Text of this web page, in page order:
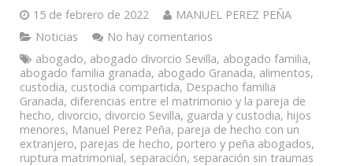
15 de febrero de 2022
MANUEL PEREZ PEÑA
Noticias
No hay comentarios
abogado, abogado divorcio Sevilla, abogado familia,
abogado familia granada, abogado Granada, alimentos,
custodia, custodia compartida, Despacho familia
Granada, diferencias entre el matrimonio y la pareja de
hecho, divorcio, divorcio Sevilla, guarda y custodia, hijos
menores, Manuel Perez Peña, pareja de hecho con un
extranjero, parejas de hecho, portero y peña abogados,
ruptura matrimonial, separación, separación sin traumas